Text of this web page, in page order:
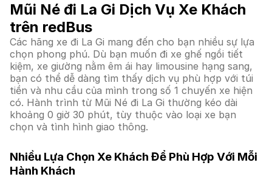
Mũi Né đi La Gi Dịch Vụ Xe Khách
trên redBus
Các hãng xe đi La Gi mang đến cho bạn nhiều sự lựa
chọn phong phú. Dù bạn muốn đi xe ghế ngồi tiết
kiệm, xe giường nằm êm ái hay limousine hạng sang,
bạn có thể dễ dàng tìm thấy dịch vụ phù hợp với túi
tiền và nhu cầu của mình trong số 1 chuyến xe hiện
có. Hành trình từ Mũi Né đi La Gi thường kéo dài
khoảng 0 giờ 30 phút, tùy thuộc vào loại xe bạn
chọn và tình hình giao thông.
Nhiều Lựa Chọn Xe Khách Để Phù Hợp Với Mỗi
Hành Khách